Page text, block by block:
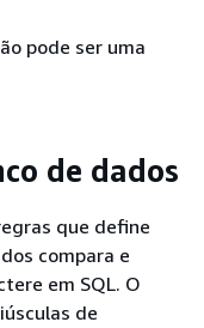
pode ser uma
de dados
que define
compara e
em SQL. O
de